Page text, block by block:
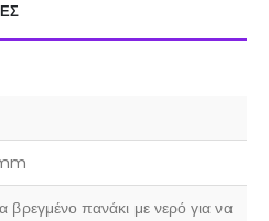
βρεγμένο πανάκι με νερό για να